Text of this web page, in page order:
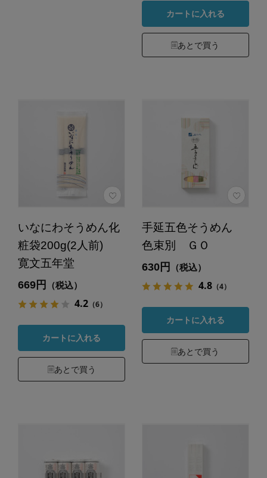
カートに入れる
あとで買う
いなにわそうめん化
粧袋200g(2人前)
寛文五年堂
669円 （税込）
4.2（6）
カートに入れる
あとで買う
手延五色そうめん
色束別 ＧＯ
630円 （税込）
4.8（4）
カートに入れる
あとで買う